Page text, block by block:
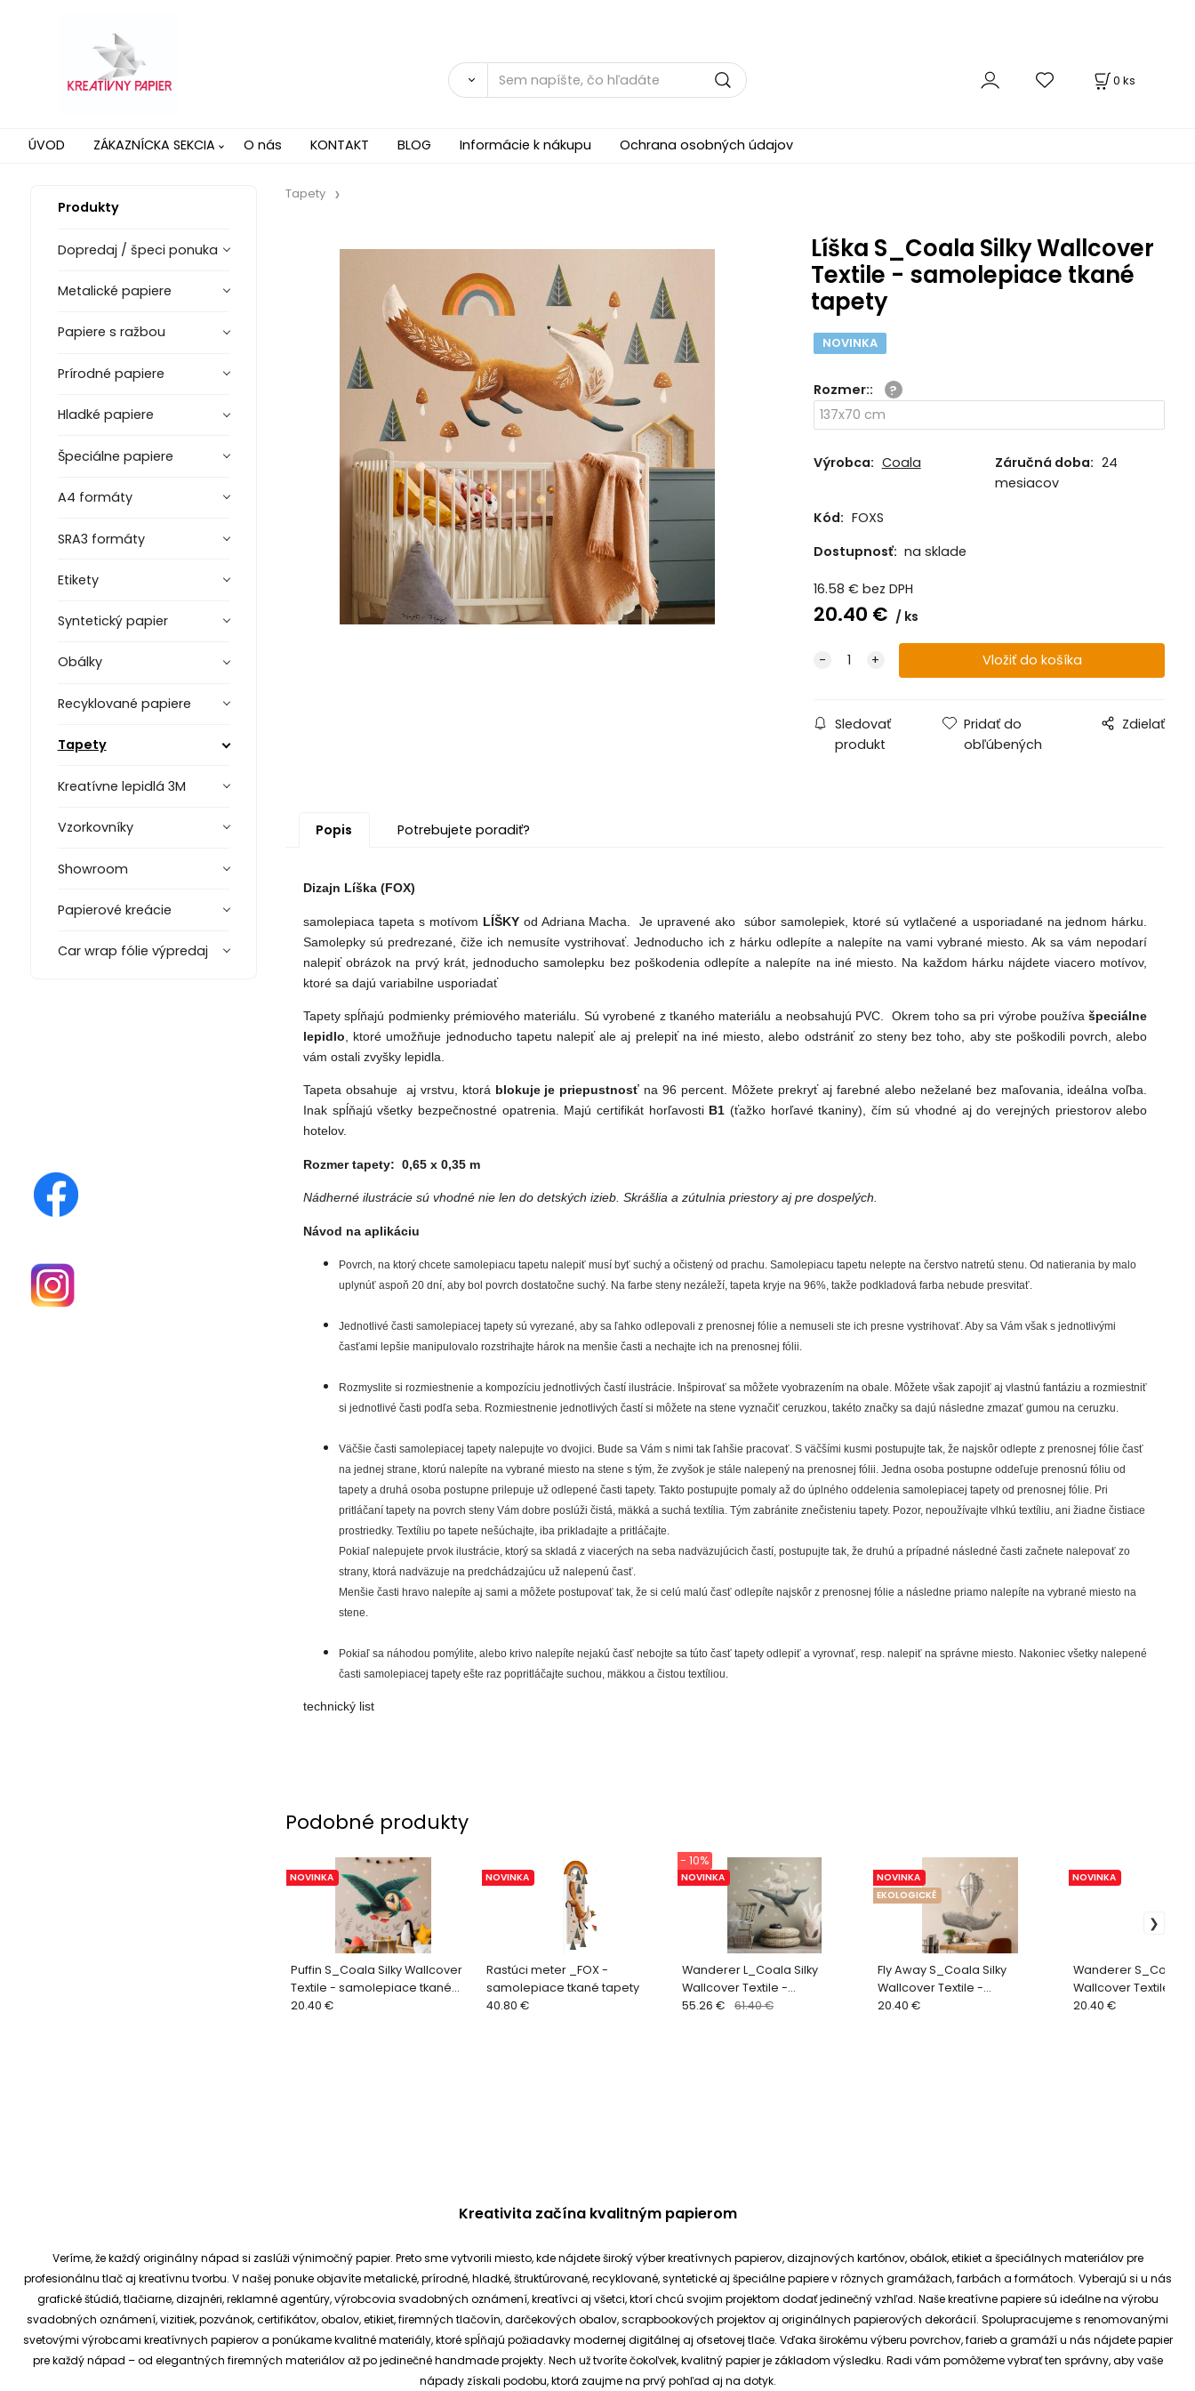
0 ks
ÚVOD ZÁKAZNÍCKA SEKCIA O nás KONTAKT BLOG Informácie k nákupu Ochrana osobných údajov
Produkty
Dopredaj / špeci ponuka
Metalické papiere
Papiere s ražbou
Prírodné papiere
Hladké papiere
Špeciálne papiere
A4 formáty
SRA3 formáty
Etikety
Syntetický papier
Obálky
Recyklované papiere
Tapety
Kreatívne lepidlá 3M
Vzorkovníky
Showroom
Papierové kreácie
Car wrap fólie výpredaj
Tapety
Líška S_Coala Silky Wallcover
Textile - samolepiace tkané
tapety
NOVINKA
Rozmer::
Výrobca: Coala Záručná doba: 24
mesiacov
Kód: FOXS
Dostupnosť: na sklade
16.58 € bez DPH
20.40 € ks
Sledovať
produkt
Pridať do
obľúbených
Zdielať
Popis Potrebujete poradiť?
Dizajn Líška (FOX)
samolepiaca tapeta s motívom LÍŠKYod Adriana Macha. Je upravené ako súbor samolepiek, ktoré sú vytlačené a usporiadané na jednom hárku.
Samolepky sú predrezané, čiže ich nemusíte vystrihovať. Jednoducho ich z hárku odlepíte a nalepíte na vami vybrané miesto. Ak sa vám nepodarí
nalepiť obrázok na prvý krát, jednoducho samolepku bez poškodenia odlepíte a nalepíte na iné miesto. Na každom hárku nájdete viacero motívov,
ktoré sa dajú variabilne usporiadať
Tapety spĺňajú podmienky prémiového materiálu. Sú vyrobené z tkaného materiálu a neobsahujú PVC. Okrem toho sa pri výrobe používašpeciálne
lepidlo , ktoré umožňuje jednoducho tapetu nalepiť ale aj prelepiť na iné miesto, alebo odstrániť zo steny bez toho, aby ste poškodili povrch, alebo
vám ostali zvyšky lepidla.
Tapeta obsahuje aj vrstvu, ktorá blokuje je priepustnosť na 96 percent. Môžete prekryť aj farebné alebo neželané bez maľovania, ideálna voľba.
Inak spĺňajú všetky bezpečnostné opatrenia. Majú certifikát horľavosti B1 (ťažko horľavé tkaniny), čím sú vhodné aj do verejných priestorov alebo
hotelov.
Rozmer tapety: 0,65 x 0,35 m
Nádherné ilustrácie sú vhodné nie len do detských izieb. Skrášlia a zútulnia priestory aj pre dospelých.
Návod na aplikáciu
Povrch, na ktorý chcete samolepiacu tapetu nalepiť musí byť suchý a očistený od prachu. Samolepiacu tapetu nelepte na čerstvo natretú stenu. Od natierania by malo
uplynúť aspoň 20 dní, aby bol povrch dostatočne suchý. Na farbe steny nezáleží, tapeta kryje na 96%, takže podkladová farba nebude presvitať.
Jednotlivé časti samolepiacej tapety sú vyrezané, aby sa ľahko odlepovali z prenosnej fólie a nemuseli ste ich presne vystrihovať. Aby sa Vám však s jednotlivými
časťami lepšie manipulovalo rozstrihajte hárok na menšie časti a nechajte ich na prenosnej fólii.
Rozmyslite si rozmiestnenie a kompozíciu jednotlivých častí ilustrácie. Inšpirovať sa môžete vyobrazením na obale. Môžete však zapojiť aj vlastnú fantáziu a rozmiestniť
si jednotlivé časti podľa seba. Rozmiestnenie jednotlivých častí si môžete na stene vyznačiť ceruzkou, takéto značky sa dajú následne zmazať gumou na ceruzku.
Väčšie časti samolepiacej tapety nalepujte vo dvojici. Bude sa Vám s nimi tak ľahšie pracovať. S väčšími kusmi postupujte tak, že najskôr odlepte z prenosnej fólie časť
na jednej strane, ktorú nalepíte na vybrané miesto na stene s tým, že zvyšok je stále nalepený na prenosnej fólii. Jedna osoba postupne oddeľuje prenosnú fóliu od
tapety a druhá osoba postupne prilepuje už odlepené časti tapety. Takto postupujte pomaly až do úplného oddelenia samolepiacej tapety od prenosnej fólie. Pri
pritláčaní tapety na povrch steny Vám dobre poslúži čistá, mäkká a suchá textília. Tým zabránite znečisteniu tapety. Pozor, nepoužívajte vlhkú textíliu, ani žiadne čistiace
prostriedky. Textíliu po tapete nešúchajte, iba prikladajte a pritláčajte.
Pokiaľ nalepujete prvok ilustrácie, ktorý sa skladá z viacerých na seba nadväzujúcich častí, postupujte tak, že druhú a prípadné následné časti začnete nalepovať zo
strany, ktorá nadväzuje na predchádzajúcu už nalepenú časť.
Menšie časti hravo nalepíte aj sami a môžete postupovať tak, že si celú malú časť odlepíte najskôr z prenosnej fólie a následne priamo nalepíte na vybrané miesto na
stene.
Pokiaľ sa náhodou pomýlite, alebo krivo nalepíte nejakú časť nebojte sa túto časť tapety odlepiť a vyrovnať, resp. nalepiť na správne miesto. Nakoniec všetky nalepené
časti samolepiacej tapety ešte raz popritláčajte suchou, mäkkou a čistou textíliou.
technický list
Podobné produkty
Puffin S_Coala Silky Wallcover
Textile - samolepiace tkané
tapety
NOVINKA
20.40 €
Rastúci meter _FOX -
samolepiace tkané tapety
NOVINKA
40.80 €
Wanderer L_Coala Silky
Wallcover Textile -
samolepiace tkané tapety
NOVINKA
- 10%
55.26 € 61.40 €
Fly Away S_Coala Silky
Wallcover Textile -
samolepiace tkané tapety
NOVINKA
EKOLOGICKĚ
20.40 €
Wanderer S_Coala
Wallcover Textile -
samolepiace tkané
NOVINKA
20.40 €
Kreativita začína kvalitným papierom
Veríme, že každý originálny nápad si zaslúži výnimočný papier. Preto sme vytvorili miesto, kde nájdete široký výber kreatívnych papierov, dizajnových kartónov, obálok, etikiet a špeciálnych materiálov pre
profesionálnu tlač aj kreatívnu tvorbu. V našej ponuke objavíte metalické, prírodné, hladké, štruktúrované, recyklované, syntetické aj špeciálne papiere v rôznych gramážach, farbách a formátoch. Vyberajú si u nás
grafické štúdiá, tlačiarne, dizajnéri, reklamné agentúry, výrobcovia svadobných oznámení, kreatívci aj všetci, ktorí chcú svojim projektom dodať jedinečný vzhľad. Naše kreatívne papiere sú ideálne na výrobu
svadobných oznámení, vizitiek, pozvánok, certifikátov, obalov, etikiet, firemných tlačovín, darčekových obalov, scrapbookových projektov aj originálnych papierových dekorácií. Spolupracujeme s renomovanými
svetovými výrobcami kreatívnych papierov a ponúkame kvalitné materiály, ktoré spĺňajú požiadavky modernej digitálnej aj ofsetovej tlače. Vďaka širokému výberu povrchov, farieb a gramáží u nás nájdete papier
pre každý nápad – od elegantných firemných materiálov až po jedinečné handmade projekty. Nech už tvoríte čokoľvek, kvalitný papier je základom výsledku. Radi vám pomôžeme vybrať ten správny, aby vaše
nápady získali podobu, ktorá zaujme na prvý pohľad aj na dotyk.